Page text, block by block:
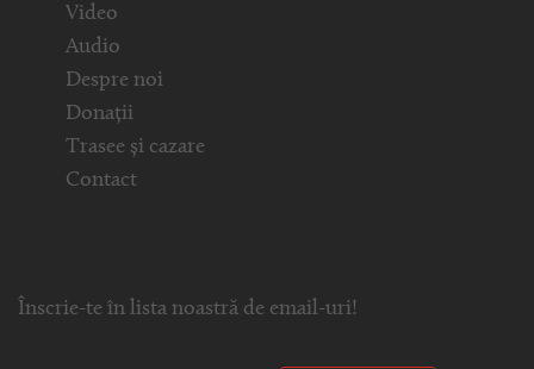
Video
Audio
Despre noi
Donații
Trasee și cazare
Contact
Înscrie-te în lista noastră de email-uri!